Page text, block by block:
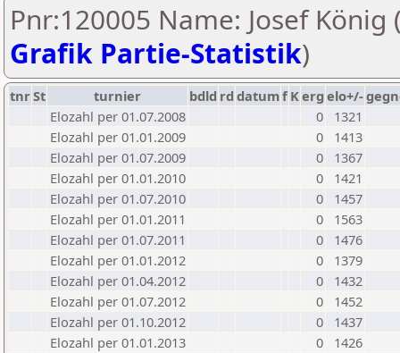
Pnr:120005 Name: Josef König
Grafik Partie-Statistik)
tnrSt turnier bdld rd datumf Kerg elo+/-
Elozahl per 01.07.2008
0
1321
Elozahl per 01.01.2009
0
1413
Elozahl per 01.07.2009
0
1367
Elozahl per 01.01.2010
0
1421
Elozahl per 01.07.2010
0
1457
Elozahl per 01.01.2011
0
1563
Elozahl per 01.07.2011
0
1476
Elozahl per 01.01.2012
0
1379
Elozahl per 01.04.2012
0
1432
Elozahl per 01.07.2012
0
1452
Elozahl per 01.10.2012
0
1437
Elozahl per 01.01.2013
0
1426